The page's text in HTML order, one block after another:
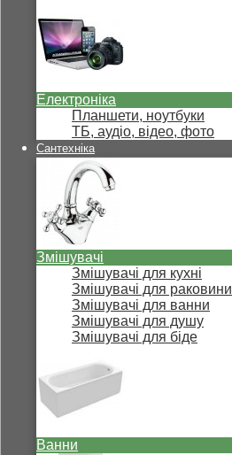
Електроніка
Планшети, ноутбуки
ТБ, аудіо, відео, фото
Сантехніка
Змішувачі
Змішувачі для кухні
Змішувачі для раковини
Змішувачі для ванни
Змішувачі для душу
Змішувачі для біде
Ванни